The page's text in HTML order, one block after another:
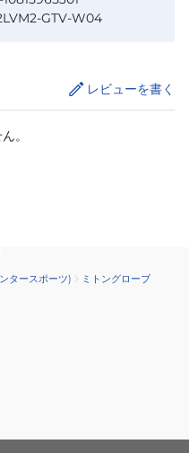
GTV-W04
レビューを書く
。
タースポーツ) ミトングローブ